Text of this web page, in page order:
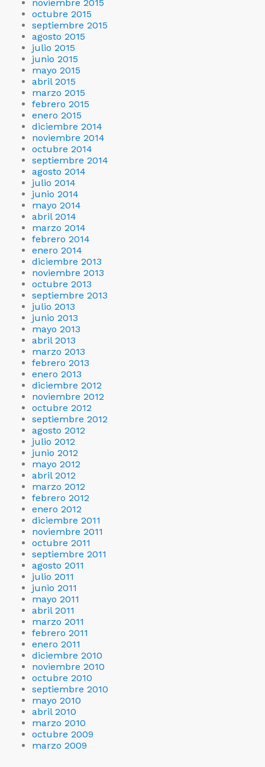
noviembre 2015
octubre 2015
septiembre 2015
agosto 2015
julio 2015
junio 2015
mayo 2015
abril 2015
marzo 2015
febrero 2015
enero 2015
diciembre 2014
noviembre 2014
octubre 2014
septiembre 2014
agosto 2014
julio 2014
junio 2014
mayo 2014
abril 2014
marzo 2014
febrero 2014
enero 2014
diciembre 2013
noviembre 2013
octubre 2013
septiembre 2013
julio 2013
junio 2013
mayo 2013
abril 2013
marzo 2013
febrero 2013
enero 2013
diciembre 2012
noviembre 2012
octubre 2012
septiembre 2012
agosto 2012
julio 2012
junio 2012
mayo 2012
abril 2012
marzo 2012
febrero 2012
enero 2012
diciembre 2011
noviembre 2011
octubre 2011
septiembre 2011
agosto 2011
julio 2011
junio 2011
mayo 2011
abril 2011
marzo 2011
febrero 2011
enero 2011
diciembre 2010
noviembre 2010
octubre 2010
septiembre 2010
mayo 2010
abril 2010
marzo 2010
octubre 2009
marzo 2009